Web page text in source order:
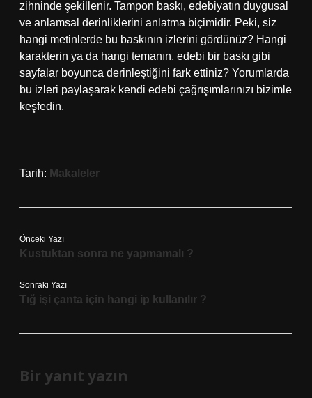
zihninde şekillenir. Tampon baskı, edebiyatın duygusal
ve anlamsal derinliklerini anlatma biçimidir. Peki, siz
hangi metinlerde bu baskının izlerini gördünüz? Hangi
karakterin ya da hangi temanın, edebi bir baskı gibi
sayfalar boyunca derinleştiğini fark ettiniz? Yorumlarda
bu izleri paylaşarak kendi edebi çağrışımlarınızı bizimle
keşfedin.
Tarih: Makaleler
Önceki Yazı
Kustuktan sonra ne yapmamalı ?
Sonraki Yazı
Tığ işi çanta için hangi ip kullanılır ?
Bir yanıt yazın